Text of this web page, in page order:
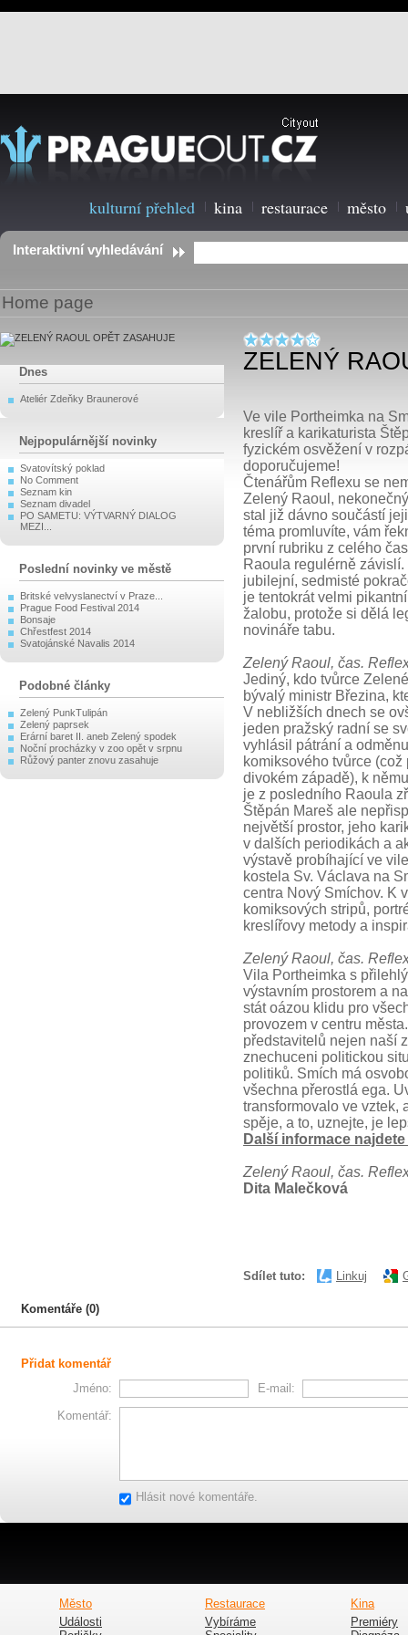
kulturní přehled kina restaurace město
Interaktivní vyhledávání
Home page
ZELENÝ
Ve vile Portheimka na
kreslíř a karikaturista
fyzickém osvěžení v
doporučujeme!
Čtenářům Reflexu se
Zelený Raoul,
stal již dávno součástí
téma promluvíte, vám
první rubriku z celého
Raoula regulérně
jubilejní, sedmisté
je tentokrát velmi
žalobu, protože si dělá
novináře tabu.
Zelený Raoul, čas.
Jediný, kdo tvůrce
bývalý ministr Březina,
V nebližších dnech se
jeden pražský radní se
vyhlásil pátrání a
komiksového tvůrce
divokém západě), k
je z posledního Raoula
Štěpán Mareš ale
největší prostor, jeho
v dalších periodikách a
výstavě probíhající ve
kostela Sv. Václava na
centra Nový Smíchov. K
komiksových stripů,
kreslířovy metody a
Zelený Raoul, čas.
Vila Portheimka s
výstavním prostorem a
stát oázou klidu pro
provozem v centru
představitelů nejen naší
znechuceni politickou
politiků. Smích má
všechna přerostlá ega.
transformovalo ve vztek,
spěje, a to, uznejte, je
Další informace najdete
Zelený Raoul, čas.
Dita Malečková
Sdílet tuto: Linkuj
Dnes
Ateliér Zdeňky Braunerové
Nejpopulárnější novinky
Svatovítský poklad
No Comment
Seznam kin
Seznam divadel
PO SAMETU: VÝTVARNÝ DIALOG
MEZI...
Poslední novinky ve městě
Britské velvyslanectví v Praze...
Prague Food Festival 2014
Bonsaje
Chřestfest 2014
Svatojánské Navalis 2014
Podobné články
Zelený PunkTulipán
Zelený paprsek
Erární baret II. aneb Zelený spodek
Noční procházky v zoo opět v srpnu
Růžový panter znovu zasahuje
Komentáře (0)
Přidat komentář
Jméno:
E-mail:
Komentář:
Hlásit nové komentáře.
Město
Události
Restaurace
Vybíráme
Kina
Premiéry